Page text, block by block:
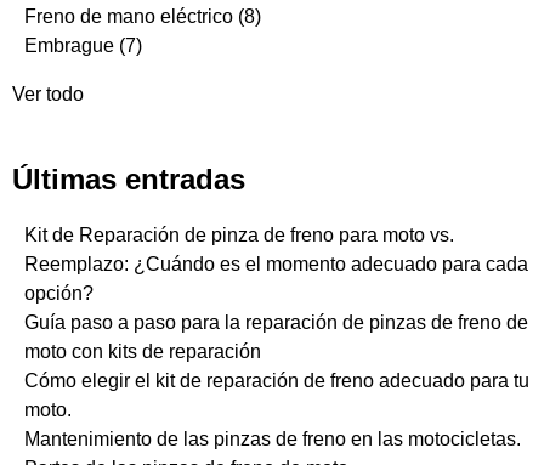
Freno de mano eléctrico (8)
Embrague (7)
Ver todo
Últimas entradas
Kit de Reparación de pinza de freno para moto vs.
Reemplazo: ¿Cuándo es el momento adecuado para cada
opción?
Guía paso a paso para la reparación de pinzas de freno de
moto con kits de reparación
Cómo elegir el kit de reparación de freno adecuado para tu
moto.
Mantenimiento de las pinzas de freno en las motocicletas.